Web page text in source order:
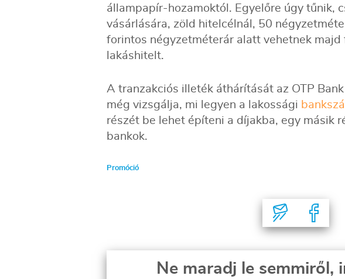
állampapír-hozamoktól. Egyelőre úgy tűnik,
vásárlására, zöld hitelcélnál, 50
forintos négyzetméterár alatt vehetnek majd
lakáshitelt.
A tranzakciós illeték áthárítását az OTP
még vizsgálja, mi legyen a lakossági
részét be lehet építeni a díjakba, egy másik
bankok.
Promóció
Ne maradj le semmiről,